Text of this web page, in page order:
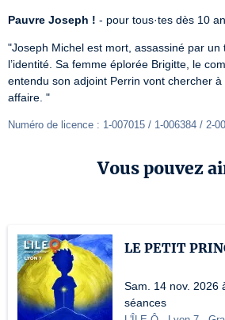
Pauvre Joseph ! - pour tous·tes dès 10
"Joseph Michel est mort, assassiné par
l’identité. Sa femme éplorée Brigitte, le
entendu son adjoint Perrin vont chercher
affaire. "
Numéro de licence : 1-007015 / 1-006384 / 2-
Vous pouvez
LE PETIT
Sam. 14 nov. 2026
séances